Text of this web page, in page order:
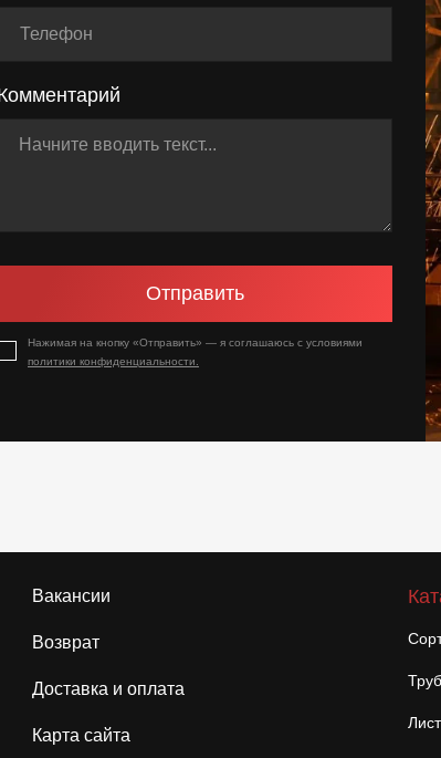
Отправить
Нажимая на кнопку «Отправить» — я соглашаюсь с условиями
политики конфиденциальности.
Вакансии
Возврат
Доставка и оплата
Карта сайта